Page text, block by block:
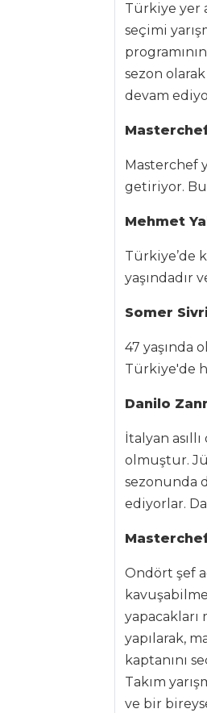
KURUTULMUŞ
DOMATESLİ
Tüm Tarifleri
MASTERCHEF
Çok lezzetli ve
pratik puf böreği
Ev hanımından
pratik papara
(ekmek aşı) tarifi...
Masterchef Tüm
YEMEKLERI
Türkiye yer
seçimi
sezon
devam
Masterchef
getiriyor.
Mehmet
Türkiye’de
yaşındadır
Somer
47 yaşında
Türkiye'de
Danilo
İtalyan
olmuştur.
sezonunda
ediyorlar.
Ondört şef
yapılarak,
kaptanını
Takım
ve bir